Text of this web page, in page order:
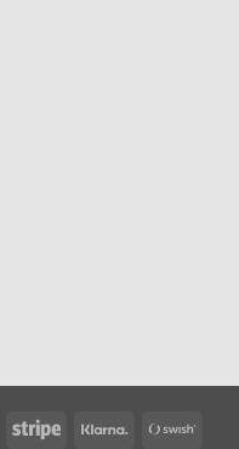
MasterCardStripe Klarna